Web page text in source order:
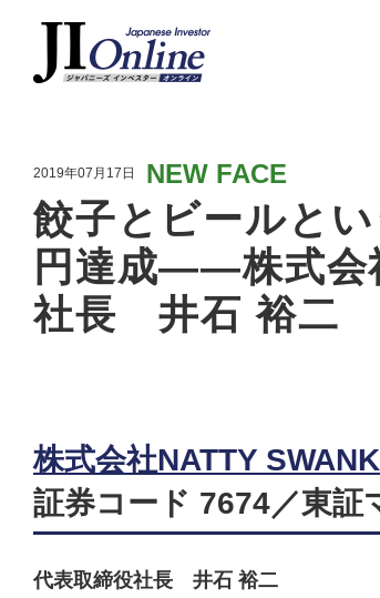
2019年07月17日 NEW FACE
餃子とビールと
円達成――株式
社長 井石 裕二
株式会社NATTY
証券コード 7674／東証
代表取締役社長 井石 裕二